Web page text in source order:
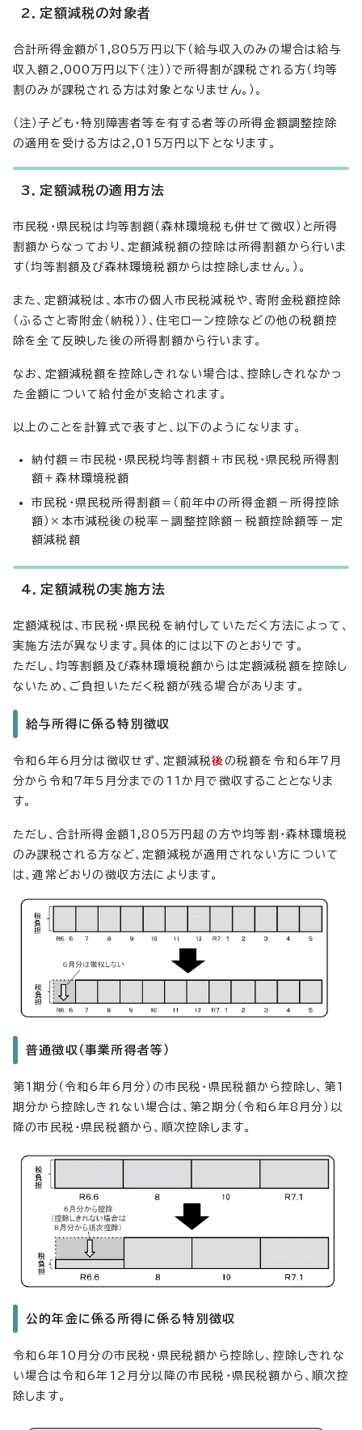
2．定額減税の対象者
合計所得金額が1,805万円以下（給与収入のみの場合は給与
収入額2,000万円以下（注））で所得割が課税される方（均等
割のみが課税される方は対象となりません。）。
（注）子ども・特別障害者等を有する者等の所得金額調整控除
の適用を受ける方は2,015万円以下となります。
3．定額減税の適用方法
市民税・県民税は均等割額（森林環境税も併せて徴収）と所得
割額からなっており、定額減税額の控除は所得割額から行いま
す（均等割額及び森林環境税額からは控除しません。）。
また、定額減税は、本市の個人市民税減税や、寄附金税額控除
（ふるさと寄附金（納税））、住宅ローン控除などの他の税額控
除を全て反映した後の所得割額から行います。
なお、定額減税額を控除しきれない場合は、控除しきれなかっ
た金額について給付金が支給されます。
以上のことを計算式で表すと、以下のようになります。
納付額＝市民税・県民税均等割額＋市民税・県民税所得割
額＋森林環境税額
市民税・県民税所得割額＝（前年中の所得金額－所得控除
額）×本市減税後の税率－調整控除額－税額控除額等－定
額減税額
4．定額減税の実施方法
定額減税は、市民税・県民税を納付していただく方法によって、
実施方法が異なります。具体的には以下のとおりです。
ただし、均等割額及び森林環境税額からは定額減税額を控除し
ないため、ご負担いただく税額が残る場合があります。
給与所得に係る特別徴収
令和6年6月分は徴収せず、定額減税後の税額を令和6年7月
分から令和7年5月分までの11か月で徴収することとなりま
す。
ただし、合計所得金額1,805万円超の方や均等割・森林環境税
のみ課税される方など、定額減税が適用されない方について
は、通常どおりの徴収方法によります。
普通徴収（事業所得者等）
第1期分（令和6年6月分）の市民税・県民税額から控除し、第1
期分から控除しきれない場合は、第2期分（令和6年8月分）以
降の市民税・県民税額から、順次控除します。
公的年金に係る所得に係る特別徴収
令和6年10月分の市民税・県民税額から控除し、控除しきれな
い場合は令和6年12月分以降の市民税・県民税額から、順次控
除します。